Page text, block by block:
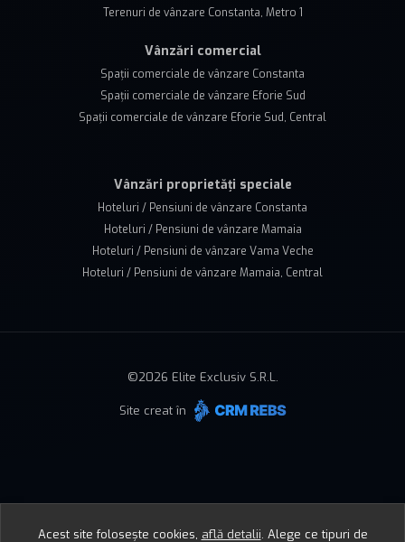
Terenuri de vânzare Constanta, Metro 1
Vânzări comercial
Spații comerciale de vânzare Constanta
Spații comerciale de vânzare Eforie Sud
Spații comerciale de vânzare Eforie Sud, Central
Vânzări proprietăți speciale
Hoteluri / Pensiuni de vânzare Constanta
Hoteluri / Pensiuni de vânzare Mamaia
Hoteluri / Pensiuni de vânzare Vama Veche
Hoteluri / Pensiuni de vânzare Mamaia, Central
©2026 Elite Exclusiv S.R.L.
Site creat în
Acest site folosește cookies, află detalii. Alege ce tipuri de